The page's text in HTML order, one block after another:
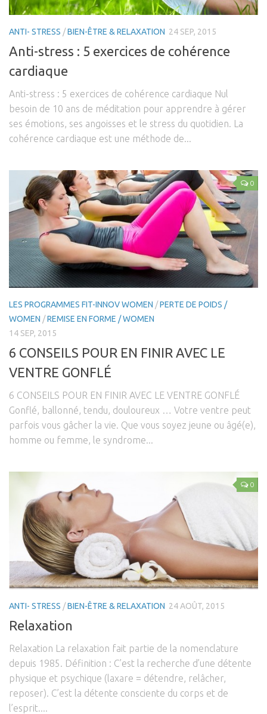
ANTI- STRESS /BIEN-ÊTRE & RELAXATION 24 SEP, 2015
Anti-stress : 5 exercices de cohérence
cardiaque
Anti-stress : 5 exercices de cohérence cardiaque Nul
besoin de 10 ans de méditation pour apprendre à gérer
ses émotions, ses angoisses et le stress du quotidien. La
cohérence cardiaque est une méthode de...
0
LES PROGRAMMES FIT-INNOV WOMEN /PERTE DE POIDS /
WOMEN /REMISE EN FORME / WOMEN
14 SEP, 2015
6 CONSEILS POUR EN FINIR AVEC LE
VENTRE GONFLÉ
6 CONSEILS POUR EN FINIR AVEC LE VENTRE GONFLÉ
Gonflé, ballonné, tendu, douloureux … Votre ventre peut
parfois vous gâcher la vie. Que vous soyez jeune ou âgé(e),
homme ou femme, le syndrome...
0
ANTI- STRESS /BIEN-ÊTRE & RELAXATION 24 AOÛT, 2015
Relaxation
Relaxation La relaxation fait partie de la nomenclature
depuis 1985. Définition : C’est la recherche d’une détente
physique et psychique (laxare = détendre, relâcher,
reposer). C’est la détente consciente du corps et de
l’esprit....